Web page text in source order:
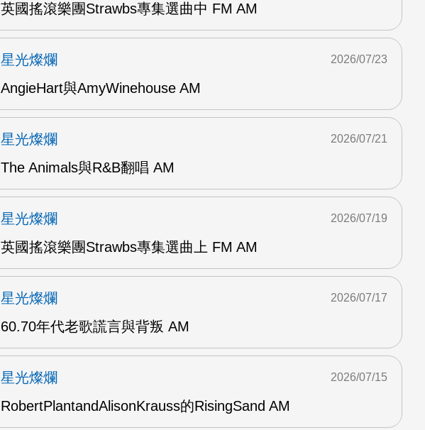
英國搖滾樂團Strawbs專集選曲中 FM AM
星光燦爛
AngieHart與AmyWinehouse AM
2026/07/23
星光燦爛
The Animals與R&B翻唱 AM
2026/07/21
星光燦爛
英國搖滾樂團Strawbs專集選曲上 FM AM
2026/07/19
星光燦爛
60.70年代老歌謊言與背叛 AM
2026/07/17
星光燦爛
RobertPlantandAlisonKrauss的RisingSand AM
2026/07/15